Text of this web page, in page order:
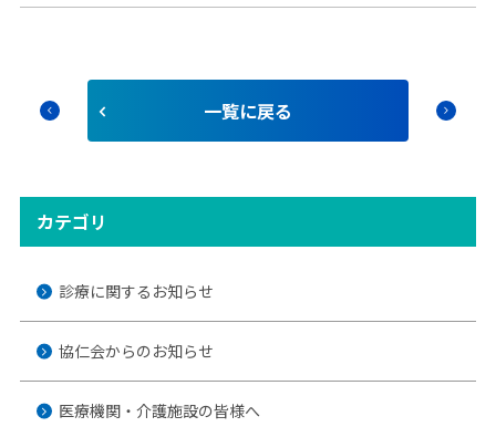
カテゴリ
診療に関するお知らせ
協仁会からのお知らせ
医療機関・介護施設の皆様へ
chevron_left ⼀覧に戻る chevron_right